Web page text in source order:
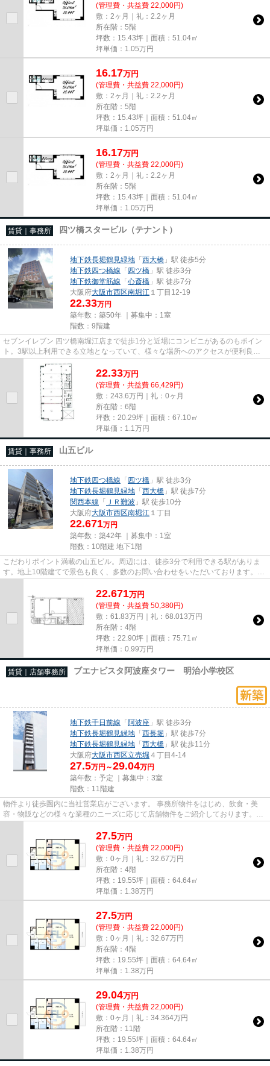
(管理費・共益費 22,000円)
敷：2ヶ月｜礼：2.2ヶ月
所在階：5階
坪数：15.43坪｜面積：51.04㎡
坪単価： 1.05万円
16.17万円
(管理費・共益費 22,000円)
敷：2ヶ月｜礼：2.2ヶ月
所在階：5階
坪数：15.43坪｜面積：51.04㎡
坪単価： 1.05万円
16.17万円
(管理費・共益費 22,000円)
敷：2ヶ月｜礼：2.2ヶ月
所在階：5階
坪数：15.43坪｜面積：51.04㎡
坪単価： 1.05万円
賃貸｜事務所 四ツ橋スタービル（テナント）
地下鉄長堀鶴見緑地 「西大橋 」駅 徒歩5分
地下鉄四つ橋線 「四ツ橋 」駅 徒歩3分
地下鉄御堂筋線 「心斎橋 」駅 徒歩7分
大阪府大阪市西区南堀江 １丁目12-19
22.33万円
築年数：築50年 ｜募集中： 1室
階数：9階建
セブンイレブン 四ツ橋南堀江店まで徒歩1分と近場にコンビニがあるのもポイン
ト。3駅以上利用できる立地となっていて、様々な場所へのアクセスが便利良い
です。駐車場までの距離は300m...
22.33万円
(管理費・共益費 66,429円)
敷：243.6万円｜礼：0ヶ月
所在階：6階
坪数：20.29坪｜面積：67.10㎡
坪単価： 1.1 万円
賃貸｜事務所 山五ビル
地下鉄四つ橋線 「四ツ橋 」駅 徒歩3分
地下鉄長堀鶴見緑地 「西大橋 」駅 徒歩7分
関西本線 「 ＪＲ難波 」駅 徒歩10分
大阪府大阪市西区南堀江 １丁目
22.671万円
築年数：築42年 ｜募集中： 1室
階数：10階建 地下1階
こだわりポイント満載の山五ビル。周辺には、徒歩3分で利用できる駅がありま
す。地上10階建てで景色も良く、多数のお問い合わせをいただいております。駐
車場までの距離は300mです。3...
22.671万円
(管理費・共益費 50,380円)
敷：61.83万円｜礼：68.013万円
所在階：4階
坪数：22.90坪｜面積：75.71㎡
坪単価： 0.99万円
賃貸｜店舗事務所 ブエナビスタ阿波座タワー 明治小学校区
地下鉄千日前線 「阿波座 」駅 徒歩3分
地下鉄長堀鶴見緑地 「西長堀 」駅 徒歩7分
地下鉄長堀鶴見緑地 「西大橋 」駅 徒歩11分
大阪府大阪市西区立売堀 ４丁目4-14
27.5万円～29.04万円
築年数：予定 ｜募集中： 3室
階数：11階建
物件より徒歩圏内に当社営業店がございます。 事務所物件をはじめ、飲食・美
容・物販などの様々な業種のニーズに応じて店舗物件をご紹介しております。
尚、弊社ではおとり広告は一切...
27.5万円
(管理費・共益費 22,000円)
敷：0ヶ月｜礼：32.67万円
所在階：4階
坪数：19.55坪｜面積：64.64㎡
坪単価： 1.38万円
27.5万円
(管理費・共益費 22,000円)
敷：0ヶ月｜礼：32.67万円
所在階：4階
坪数：19.55坪｜面積：64.64㎡
坪単価： 1.38万円
29.04万円
(管理費・共益費 22,000円)
敷：0ヶ月｜礼：34.364万円
所在階：11階
坪数：19.55坪｜面積：64.64㎡
坪単価： 1.38万円